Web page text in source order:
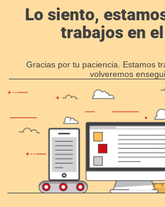
Lo siento,
trabajos en
Gracias por tu paciencia. Estamos
volveremos